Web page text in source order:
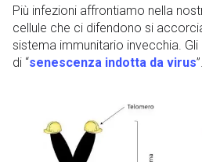
Più infezioni affrontiamo nella
cellule che ci difendono si
sistema immunitario invecchia.
di “senescenza indotta da virus”.